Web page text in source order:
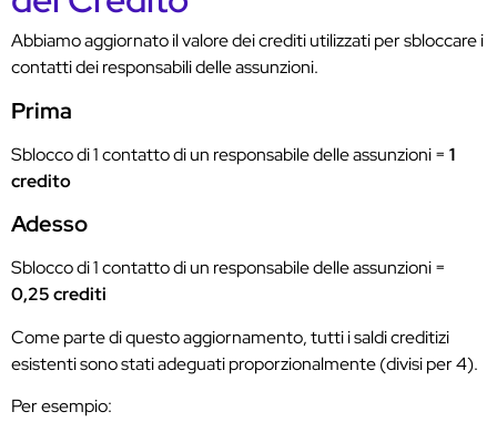
Abbiamo aggiornato il valore dei crediti utilizzati per sbloccare i
contatti dei responsabili delle assunzioni.
Prima
Sblocco di 1 contatto di un responsabile delle assunzioni = 1
credito
Adesso
Sblocco di 1 contatto di un responsabile delle assunzioni =
0,25 crediti
Come parte di questo aggiornamento, tutti i saldi creditizi
esistenti sono stati adeguati proporzionalmente (divisi per 4).
Per esempio: